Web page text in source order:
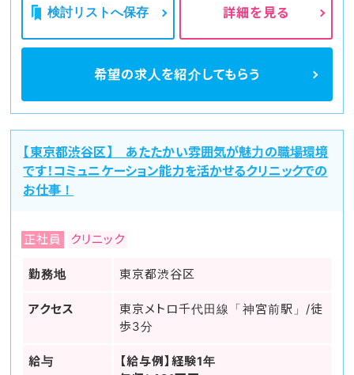
検討リストへ保存 詳細を見る
希望の求人を紹介してもらう
【東京都渋谷区】 あたたかい雰囲気が魅力の職場環境
です！コミュニケーション能力を活かせるクリニックでの
お仕事！
正社員 クリニック
勤務地 東京都渋谷区
アクセス
東京メトロ千代田線「神宮前駅」/徒
歩3分
給与
【給与例】経験1年